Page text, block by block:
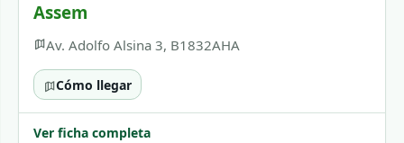
Assem
Av. Adolfo Alsina 3, B1832AHA
Cómo llegar
Ver ficha completa